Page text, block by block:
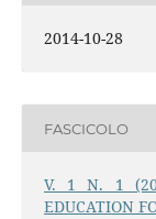
2014-10-28
FASCICOLO
V. 1 N. 1
EDUCATION